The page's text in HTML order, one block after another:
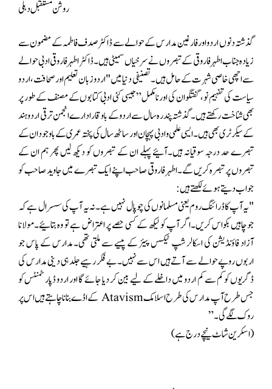
روشن مستقبل دہلی
گذشتہ دنوں اردو اور فارغین مدارس کے حوالے سے ڈاکٹر صدف فاطمہ کے مضمون سے
زیادہ جناب اطہر فاروقی کے تبصروں نے سرخیاں سمیٹی ہیں۔ڈاکٹر اطہر فاروقی ادبی حوالے
سے اچھی خاصی شہرت کے حامل ہیں۔تصنیفی دنیا میں "اردو زبان تعلیم اور صحافت، اردو
سیاست کی تفہیم نو، گفتگو ان کی اور نامکمل” جیسی کئی ادبی کتابوں کے مصنف کے طور پر
بھی شناخت رکھتے ہیں۔گذشتہ پندرہ سال سے اردو کے باوقار ادارے انجمن ترقی اردو ہند
کے سیکرٹری بھی ہیں۔ایسی علمی و ادبی پہچان اور ساٹھ سال کی پختہ عمری کے باوجود ان کے
تبصرے حد درجہ سوقیانہ ہیں۔آئیے پہلے ان کے تبصروں کو دیکھ لیں پھر ہم ان کے
تبصروں پر تبصرہ کریں گے۔اطہر فاروقی صاحب اپنے ایک تبصرے میں جاوید صاحب کو
جواب دیتے ہوئے لکھتے ہیں:
"یہ آپ کا ڈرائنگ روم یعنی مسلمانوں کی چوپال نہیں ہے۔نہ یہ آپ کی سسرال ہے کہ
جو چاہیں بکواس کریں۔اگر آپ کو لیکھ کے کسی حصے پر اعتراض ہے تو وہ بتائیے۔مولانا
آزاد فاؤنڈیشن کی اسکالر شپ ٹیکس پیئر کے پیسے سے ملتی تھی۔مدارس کے پاس جو
اربوں روپے حوالے سے آتے ہیں اس سے نہیں۔بے فکر رہیے جلد ہی دینی مدارس کی
ڈگریوں کو کم سے کم اردو میں داخلے کے لیے بین کر دیا جائے گا اور اردو ڈپارٹمنٹس کو
جس طرح آپ مدارس کی طرح اسلامک Atavism کے اڈے بنانا چاہتے ہیں اس پر
روک لگے گی۔”
(اسکرین شاٹ نیچے درج ہے)